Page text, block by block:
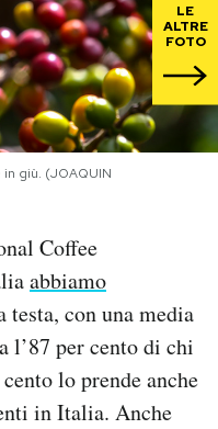
LE
ALTRE
FOTO
giù. (JOAQUIN
Coffee
abbiamo
con una media
l’87 per cento di chi
lo prende anche
in Italia. Anche